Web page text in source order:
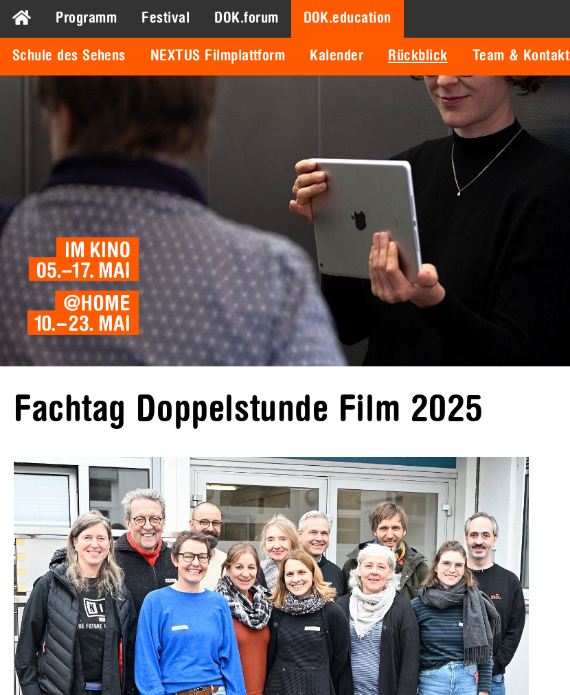
Programm Festival DOK.forum DOK.education
Schule des Sehens NEXTUS Filmplattform Kalender Rückblick Team & Kontakt
Fachtag Doppelstunde Film 2025